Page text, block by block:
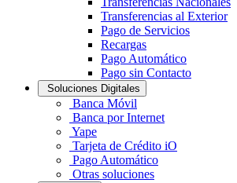
Transferencias al Exterior
Pago de Servicios
Recargas
Pago Automático
Pago sin Contacto
Soluciones Digitales
Banca Móvil
Banca por Internet
Yape
Tarjeta de Crédito iO
Pago Automático
Otras soluciones